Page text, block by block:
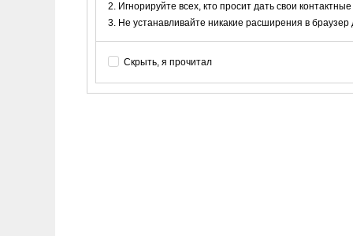
Игнорируйте всех, кто просит дать свои
Не устанавливайте никакие расширения в
Скрыть, я прочитал